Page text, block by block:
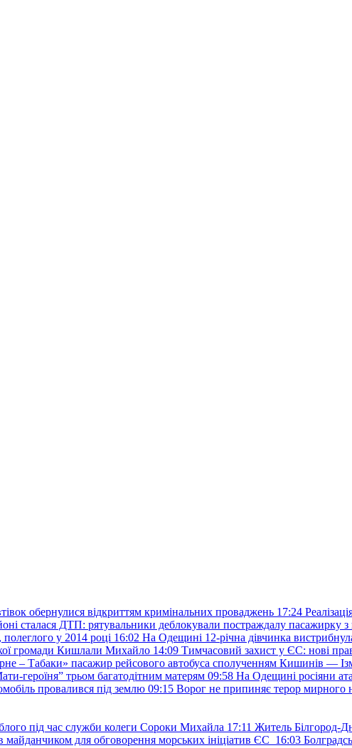
обернулися відкриттям кримінальних проваджень 17:24
сталася ДТП: рятувальники деблокували постраждалу пасажирку з
у 2014 році 16:02 На Одещині 12-річна дівчинка
громади Кишлали Михайло 14:09 Тимчасовий захист у ЄС: нові
– Табаки» пасажир рейсового автобуса сполученням Кишинів —
героїня” трьом багатодітним матерям 09:58 На Одещині росіяни
провалився під землю 09:15 Ворог не припиняє терор мирного
під час служби колеги Сороки Михайла 17:11 Житель Білгород-
майданчиком для обговорення морських ініціатив ЄС 16:03